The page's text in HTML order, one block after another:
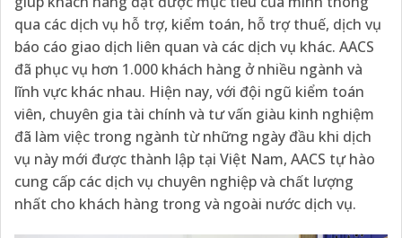
qua các dịch vụ hỗ trợ, kiểm toán, hỗ trợ thuế, dịch vụ
báo cáo giao dịch liên quan và các dịch vụ khác. AACS
đã phục vụ hơn 1.000 khách hàng ở nhiều ngành và
lĩnh vực khác nhau. Hiện nay, với đội ngũ kiểm toán
viên, chuyên gia tài chính và tư vấn giàu kinh nghiệm
đã làm việc trong ngành từ những ngày đầu khi dịch
vụ này mới được thành lập tại Việt Nam, AACS tự hào
cung cấp các dịch vụ chuyên nghiệp và chất lượng
nhất cho khách hàng trong và ngoài nước dịch vụ.